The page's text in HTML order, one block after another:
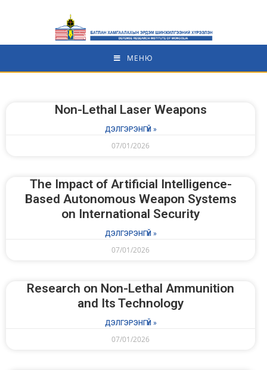
МЕНЮ
Non-Lethal Laser Weapons
ДЭЛГЭРЭНГҮЙ »
07/01/2026
The Impact of Artificial Intelligence-
Based Autonomous Weapon Systems
on International Security
ДЭЛГЭРЭНГҮЙ »
07/01/2026
Research on Non-Lethal Ammunition
and Its Technology
ДЭЛГЭРЭНГҮЙ »
07/01/2026